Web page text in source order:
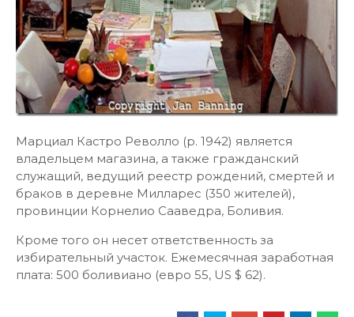
Марциал Кастро Револло (р. 1942) является
владельцем магазина, а также гражданский
служащий, ведущий реестр рождений, смертей и
браков в деревне Милларес (350 жителей),
провинции Корнелио Сааведра, Боливия.
Кроме того он несет ответственность за
избирательный участок. Ежемесячная заработная
плата: 500 боливиано (евро 55, US $ 62).